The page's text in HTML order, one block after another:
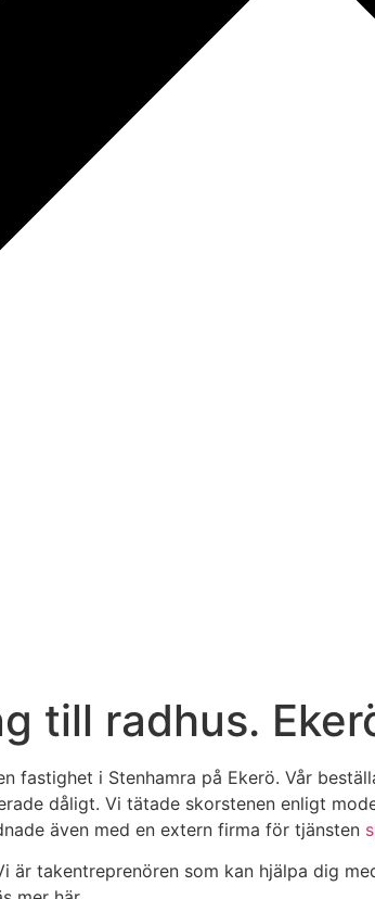
till radhus.
fastighet i Stenhamra på Ekerö. Vår
dåligt. Vi tätade skorstenen enligt
även med en extern firma för tjänsten
är takentreprenören som kan hjälpa dig